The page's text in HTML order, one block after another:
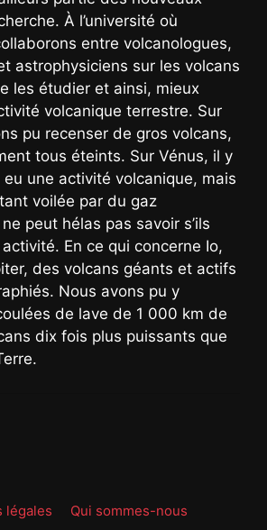
À l’université où
entre volcanologues,
astrophysiciens sur les volcans
les étudier et ainsi, mieux
volcanique terrestre. Sur
pu recenser de gros volcans,
tous éteints. Sur Vénus, il y
une activité volcanique, mais
voilée par du gaz
peut hélas pas savoir s’ils
En ce qui concerne Io,
des volcans géants et actifs
Nous avons pu y
de lave de 1 000 km de
dix fois plus puissants que
légales Qui sommes-nous